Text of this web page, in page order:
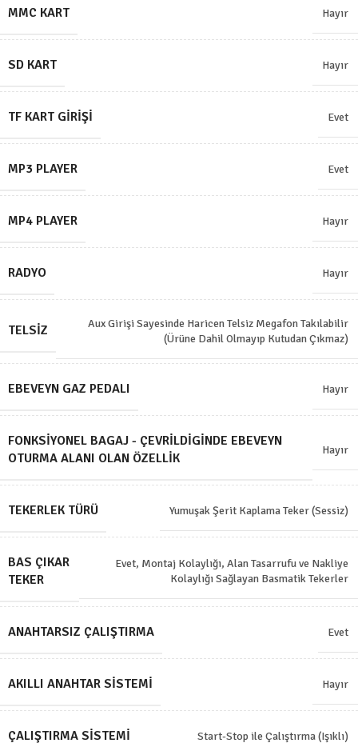
MMC KART Hayır
SD KART Hayır
TF KART GIRIŞI Evet
MP3 PLAYER Evet
MP4 PLAYER Hayır
RADYO Hayır
TELSIZ
Aux Girişi Sayesinde Haricen Telsiz Megafon Takılabilir
(Ürüne Dahil Olmayıp Kutudan Çıkmaz)
EBEVEYN GAZ PEDALI Hayır
FONKSIYONEL BAGAJ - ÇEVRILDIGINDE EBEVEYN
OTURMA ALANI OLAN ÖZELLIK
Hayır
TEKERLEK TÜRÜ Yumuşak Şerit Kaplama Teker (Sessiz)
BAS ÇIKAR
TEKER
Evet, Montaj Kolaylığı, Alan Tasarrufu ve Nakliye
Kolaylığı Sağlayan Basmatik Tekerler
ANAHTARSIZ ÇALIŞTIRMA Evet
AKILLI ANAHTAR SISTEMI Hayır
ÇALIŞTIRMA SISTEMI Start-Stop ile Çalıştırma (Işıklı)